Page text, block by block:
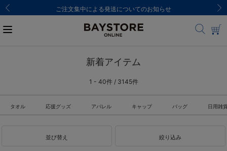
ご注文集中による発送についてのお知らせ
新着アイテム
1 - 40件 / 3145件
タオル 応援グッズ アパレル キャップ バッグ 日用雑
並び替え 絞り込み